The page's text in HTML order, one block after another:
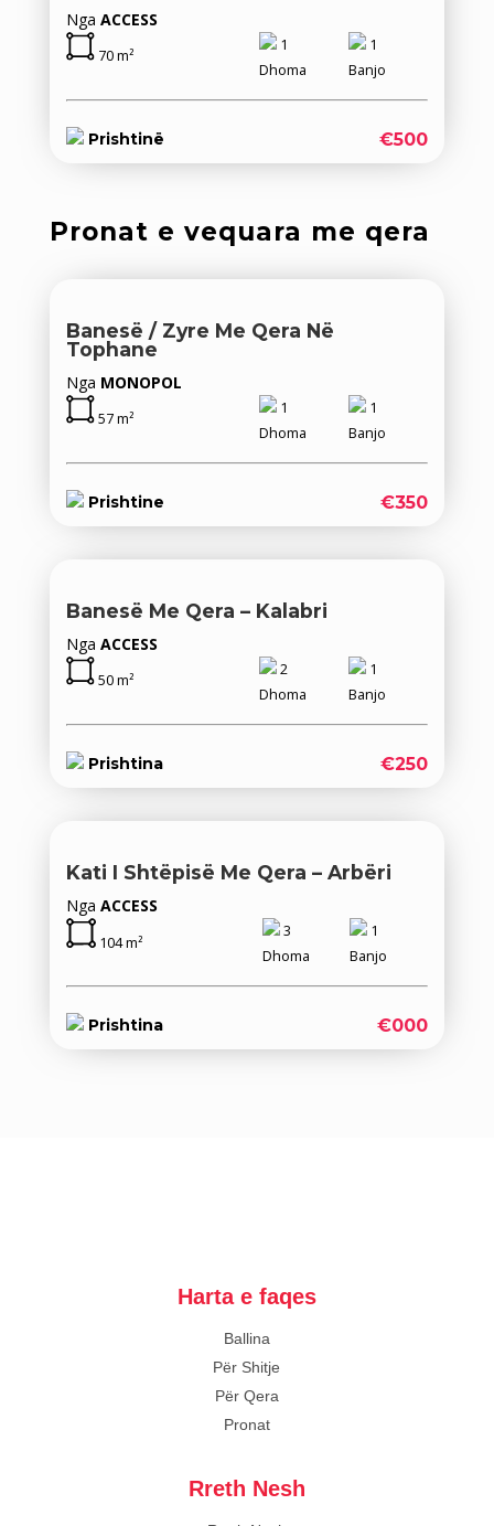
Nga ACCESS
70 m²
1
Dhoma
1
Banjo
Prishtinë €500
Pronat e vequara me qera
Banesë / Zyre Me Qera Në
Tophane
Nga MONOPOL
57 m²
1
Dhoma
1
Banjo
Prishtine €350
Banesë Me Qera – Kalabri
Nga ACCESS
50 m²
2
Dhoma
1
Banjo
Prishtina €250
Kati I Shtëpisë Me Qera – Arbëri
Nga ACCESS
104 m²
3
Dhoma
1
Banjo
Prishtina €000
Harta e faqes
Ballina
Për Shitje
Për Qera
Pronat
Rreth Nesh